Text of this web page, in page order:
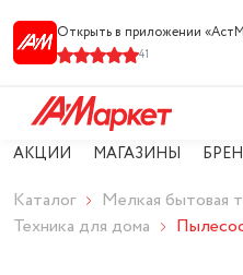
Открыть в приложении
41
АКЦИИ МАГАЗИНЫ
Каталог
Мелкая бытовая
Техника для дома